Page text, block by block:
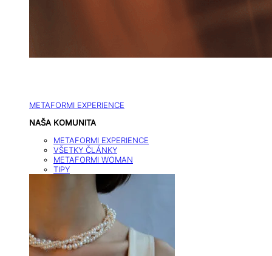
METAFORMI EXPERIENCE
NAŠA KOMUNITA
METAFORMI EXPERIENCE
VŠETKY ČLÁNKY
METAFORMI WOMAN
TIPY